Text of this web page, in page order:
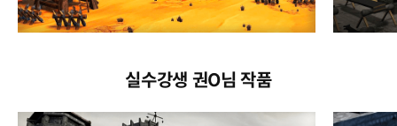
실수강생 권O님 작품